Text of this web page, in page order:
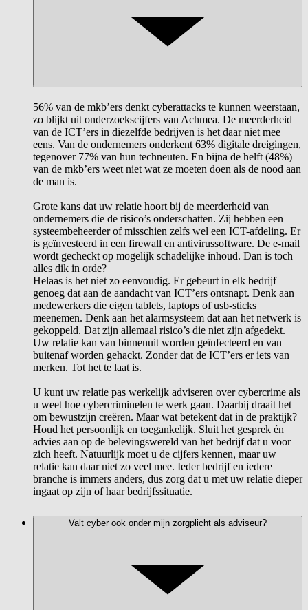
56% van de mkb’ers denkt cyberattacks te kunnen weerstaan,
zo blijkt uit onderzoekscijfers van Achmea. De meerderheid
van de ICT’ers in diezelfde bedrijven is het daar niet mee
eens. Van de ondernemers onderkent 63% digitale dreigingen,
tegenover 77% van hun techneuten. En bijna de helft (48%)
van de mkb’ers weet niet wat ze moeten doen als de nood aan
de man is.
Grote kans dat uw relatie hoort bij de meerderheid van
ondernemers die de risico’s onderschatten. Zij hebben een
systeembeheerder of misschien zelfs wel een ICT-afdeling. Er
is geïnvesteerd in een firewall en antivirussoftware. De e-mail
wordt gecheckt op mogelijk schadelijke inhoud. Dan is toch
alles dik in orde?
Helaas is het niet zo eenvoudig. Er gebeurt in elk bedrijf
genoeg dat aan de aandacht van ICT’ers ontsnapt. Denk aan
medewerkers die eigen tablets, laptops of usb-sticks
meenemen. Denk aan het alarmsysteem dat aan het netwerk is
gekoppeld. Dat zijn allemaal risico’s die niet zijn afgedekt.
Uw relatie kan van binnenuit worden geïnfecteerd en van
buitenaf worden gehackt. Zonder dat de ICT’ers er iets van
merken. Tot het te laat is.
U kunt uw relatie pas werkelijk adviseren over cybercrime als
u weet hoe cybercriminelen te werk gaan. Daarbij draait het
om bewustzijn creëren. Maar wat betekent dat in de praktijk?
Houd het persoonlijk en toegankelijk. Sluit het gesprek én
advies aan op de belevingswereld van het bedrijf dat u voor
zich heeft. Natuurlijk moet u de cijfers kennen, maar uw
relatie kan daar niet zo veel mee. Ieder bedrijf en iedere
branche is immers anders, dus zorg dat u met uw relatie dieper
ingaat op zijn of haar bedrijfssituatie.
Valt cyber ook onder mijn zorgplicht als adviseur?